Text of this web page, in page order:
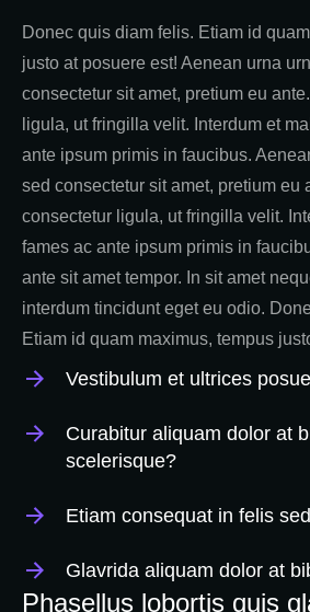
Donec quis diam felis. Etiam id
justo at posuere est! Aenean urna
consectetur sit amet, pretium eu
ligula, ut fringilla velit. Interdum et
ante ipsum primis in faucibus.
sed consectetur sit amet, pretium eu
consectetur ligula, ut fringilla velit.
fames ac ante ipsum primis in
ante sit amet tempor. In sit amet
interdum tincidunt eget eu odio.
Etiam id quam maximus, tempus
Vestibulum et ultrices
Curabitur aliquam dolor at
scelerisque?
Etiam consequat in felis
Glavrida aliquam dolor at
Phasellus lobortis quis